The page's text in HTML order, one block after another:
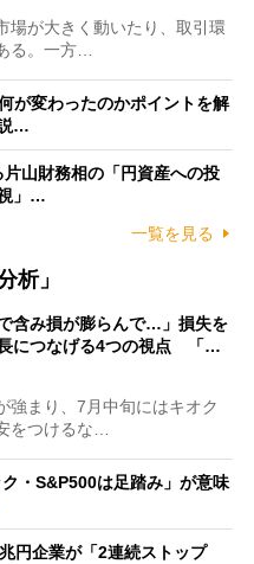
が大きく動いたり、取引環
る。一方…
が変わったのかポイントを解
…
片山財務相の「円資産への投
」…
一覧を見る
析」
含み損が膨らんで…」損失を
につなげる4つの視点 「…
まり、7月中旬にはキオク
をつけるな…
・S&P500は足踏み」が意味
円企業が「2連続ストップ